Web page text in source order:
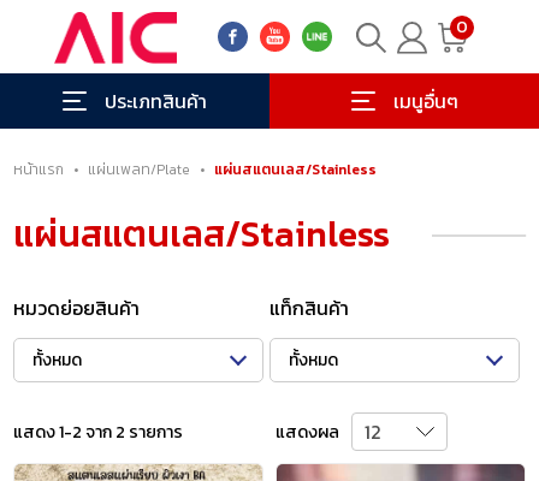
0
ประเภทสินค้า เมนูอื่นๆ
หน้าแรก • แผ่นเพลท/Plate • แผ่นสแตนเลส/Stainless
แผ่นสแตนเลส/Stainless
หมวดย่อยสินค้า
ทั้งหมด
แท็กสินค้า
ทั้งหมด
แสดง 1-2 จาก 2 รายการ แสดงผล